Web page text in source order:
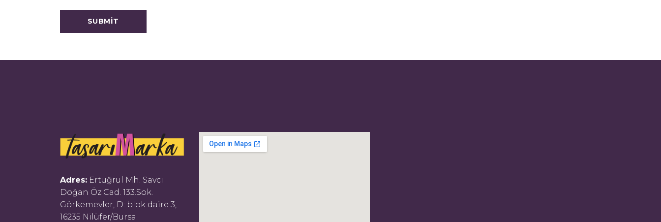
Adres: Ertuğrul Mh. Savcı
Doğan Öz Cad. 133.Sok.
Görkemevler, D: blok daire 3,
16235 Nilüfer/Bursa